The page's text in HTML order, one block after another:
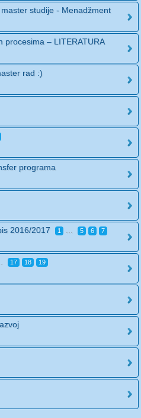
studije - Menadžment
procesima – LITERATURA
rad :)
programa
2016/2017 1 5 6
7
17 18
19